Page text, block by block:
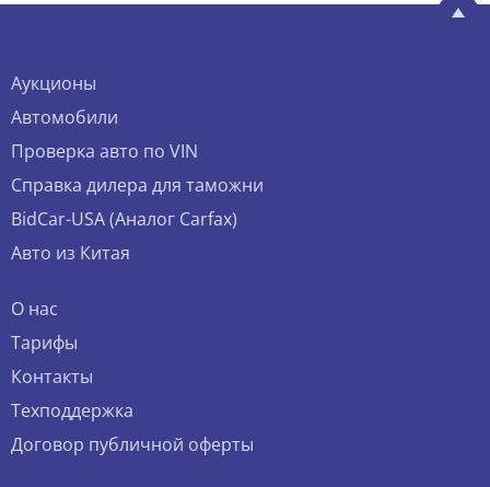
Аукционы
Автомобили
Проверка авто по VIN
Справка дилера для таможни
BidCar-USA (Аналог Carfax)
Авто из Китая
О нас
Тарифы
Контакты
Техподдержка
Договор публичной оферты